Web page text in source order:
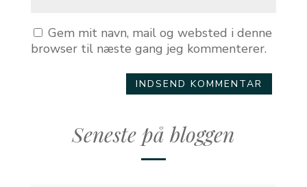
Gem mit navn, mail og websted i denne
browser til næste gang jeg kommenterer.
Seneste på bloggen